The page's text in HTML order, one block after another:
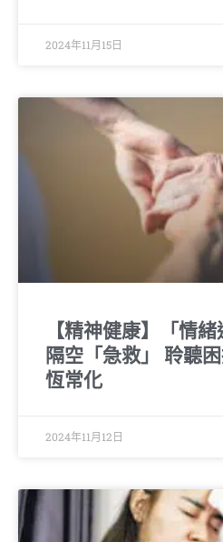
2024年11月15日
【精神健康】「情
隔空「急救」 聆聽
恆常化
2024年11月12日